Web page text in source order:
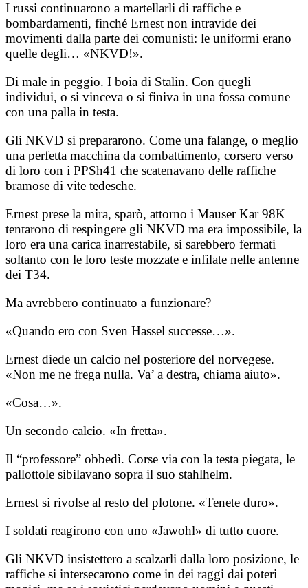
I russi continuarono a martellarli di raffiche e
bombardamenti, finché Ernest non intravide dei
movimenti dalla parte dei comunisti: le uniformi erano
quelle degli… «NKVD!».
Di male in peggio. I boia di Stalin. Con quegli
individui, o si vinceva o si finiva in una fossa comune
con una palla in testa.
Gli NKVD si prepararono. Come una falange, o meglio
una perfetta macchina da combattimento, corsero verso
di loro con i PPSh41 che scatenavano delle raffiche
bramose di vite tedesche.
Ernest prese la mira, sparò, attorno i Mauser Kar 98K
tentarono di respingere gli NKVD ma era impossibile, la
loro era una carica inarrestabile, si sarebbero fermati
soltanto con le loro teste mozzate e infilate nelle antenne
dei T34.
Ma avrebbero continuato a funzionare?
«Quando ero con Sven Hassel successe…».
Ernest diede un calcio nel posteriore del norvegese.
«Non me ne frega nulla. Va’ a destra, chiama aiuto».
«Cosa…».
Un secondo calcio. «In fretta».
Il “professore” obbedì. Corse via con la testa piegata, le
pallottole sibilavano sopra il suo stahlhelm.
Ernest si rivolse al resto del plotone. «Tenete duro».
I soldati reagirono con uno «Jawohl» di tutto cuore.
Gli NKVD insistettero a scalzarli dalla loro posizione, le
raffiche si intersecarono come in dei raggi dai poteri